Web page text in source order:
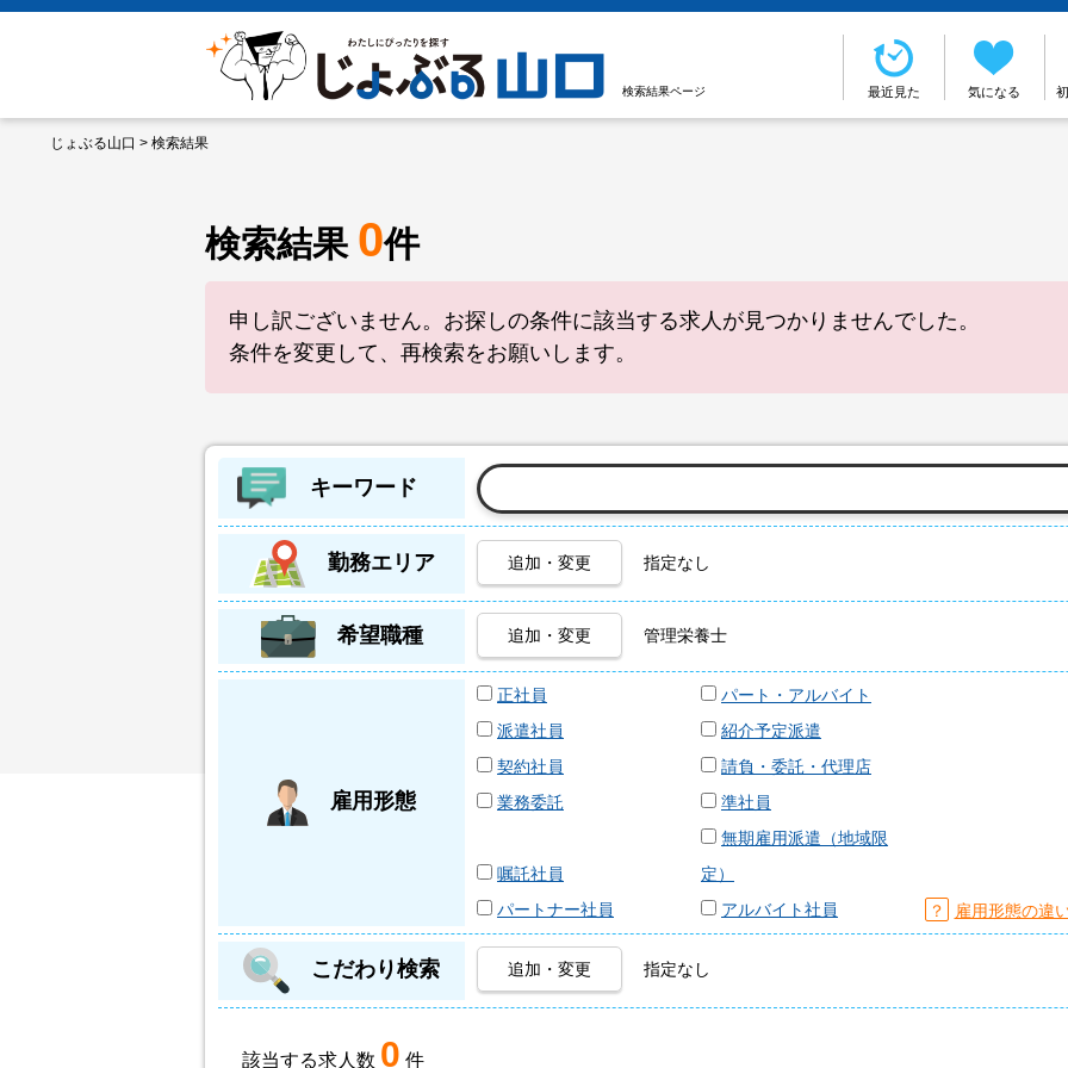
検索結果ページ 最近見た 気になる
じょぶる山口 > 検索結果
検索結果 0件
申し訳ございません。お探しの条件に該当する求人が見つかりませんでした。
条件を変更して、再検索をお願いします。
キーワード
勤務エリア 追加・変更 指定なし
希望職種 追加・変更 管理栄養士
雇用形態
正社員
パート・アルバイト
派遣社員
紹介予定派遣
契約社員
請負・委託・代理店
業務委託
準社員
嘱託社員
無期雇用派遣（地域限
定）
パートナー社員
アルバイト社員 ？ 雇用形態の違
こだわり検索 追加・変更 指定なし
該当する求人数 0 件